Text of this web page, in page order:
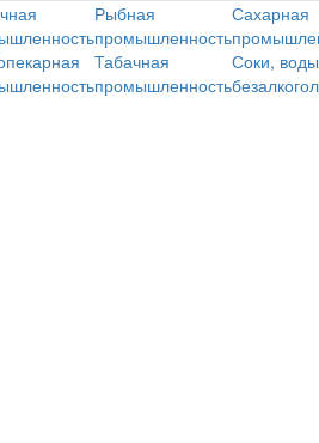
Рыбная
промышленность
Сахарная
Табачная
промышленность
Соки,